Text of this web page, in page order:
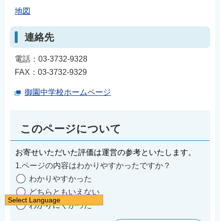
地図
連絡先
電話：03-3732-9328
FAX：03-3732-9329
御園中学校ホームページ
このページについて
お寄せいただいた評価は運営の参考といたします。
1.ページの内容はわかりやすかったですか？
わかりやすかった
どちらともいえない
わかりにくかった
Select Language